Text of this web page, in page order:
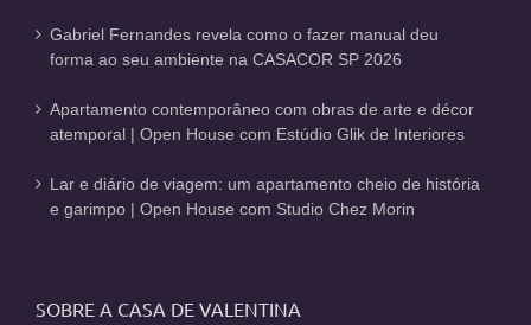
Gabriel Fernandes revela como o fazer manual deu
forma ao seu ambiente na CASACOR SP 2026
Apartamento contemporâneo com obras de arte e décor
atemporal | Open House com Estúdio Glik de Interiores
Lar e diário de viagem: um apartamento cheio de história
e garimpo | Open House com Studio Chez Morin
SOBRE A CASA DE VALENTINA